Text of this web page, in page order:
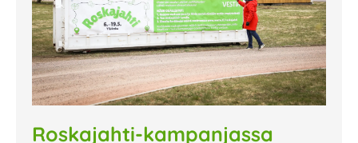
Roskajahti-kampanjassa